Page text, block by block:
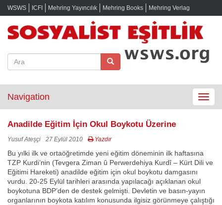
WSWS ICFI Mehring Yayıncılık Mehring Books Mehring Verlag
Toggle
Navigation
Anadilde Eğitim İçin Okul Boykotu Üzerine
Yusuf Ateşçi 27 Eylül 2010 Yazdır
Bu yılki ilk ve ortaöğretimde yeni eğitim döneminin ilk haftasına
TZP Kurdi’nin (Tevgera Ziman û Perwerdehiya Kurdî – Kürt Dili ve
Eğitimi Hareketi) anadilde eğitim için okul boykotu damgasını
vurdu. 20-25 Eylül tarihleri arasında yapılacağı açıklanan okul
boykotuna BDP’den de destek gelmişti. Devletin ve basın-yayın
organlarının boykota katılım konusunda ilgisiz görünmeye çalıştığı